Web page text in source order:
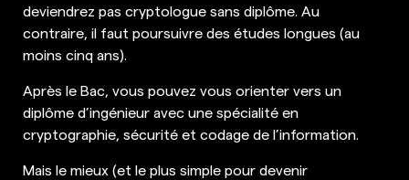
deviendrez pas cryptologue sans diplôme. Au
contraire, il faut poursuivre des études longues (au
moins cinq ans).
Après le Bac, vous pouvez vous orienter vers un
diplôme d’ingénieur avec une spécialité en
cryptographie, sécurité et codage de l’information.
Mais le mieux (et le plus simple pour devenir